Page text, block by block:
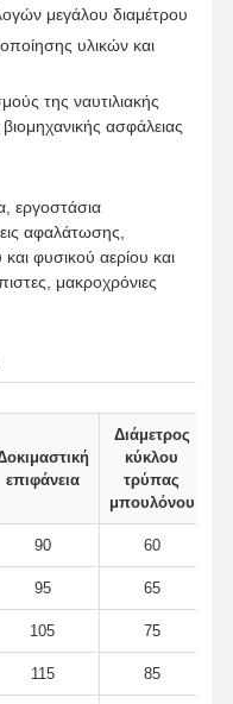
Σχετικά Με
Εμάς
Νέα
ανοξείδωτο χάλυβα
ανοξείδωτο χάλυβα
μεγάλου διαμέτρου
υλικών και
της ναυτιλιακής
ασφάλειας
εργοστάσια
αφαλάτωσης,
και φυσικού αερίου και
μακροχρόνιες
επιφάνεια
Διάμετρος
κύκλου
τρύπας
μπουλόνου
90 60
95 65
105 75
115 85